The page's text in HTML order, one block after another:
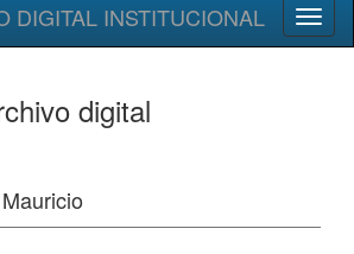
DIGITAL INSTITUCIONAL
digital